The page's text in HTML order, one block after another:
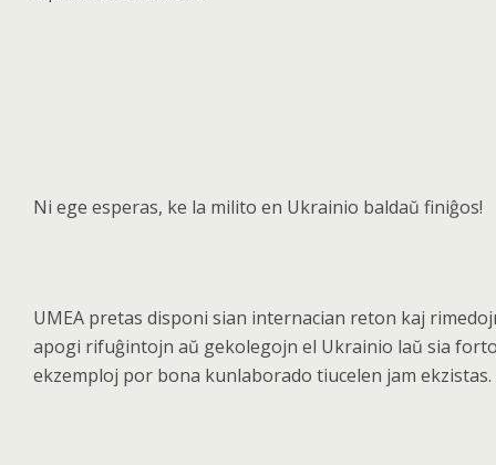
Ni ege esperas, ke la milito en Ukrainio baldaŭ finiĝos!
UMEA pretas disponi sian internacian reton kaj
apogi rifuĝintojn aŭ gekolegojn el Ukrainio laŭ sia
ekzemploj por bona kunlaborado tiucelen jam ekzistas.